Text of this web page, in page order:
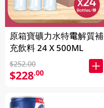
原箱寶礦力水特電解質補
充飲料 24 X 500ML
$252.00
$228.00